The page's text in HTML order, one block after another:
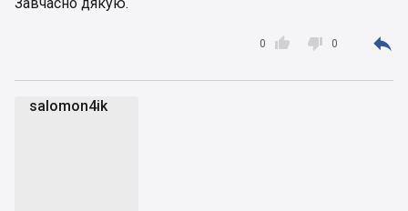

0  0 
salomon4ik